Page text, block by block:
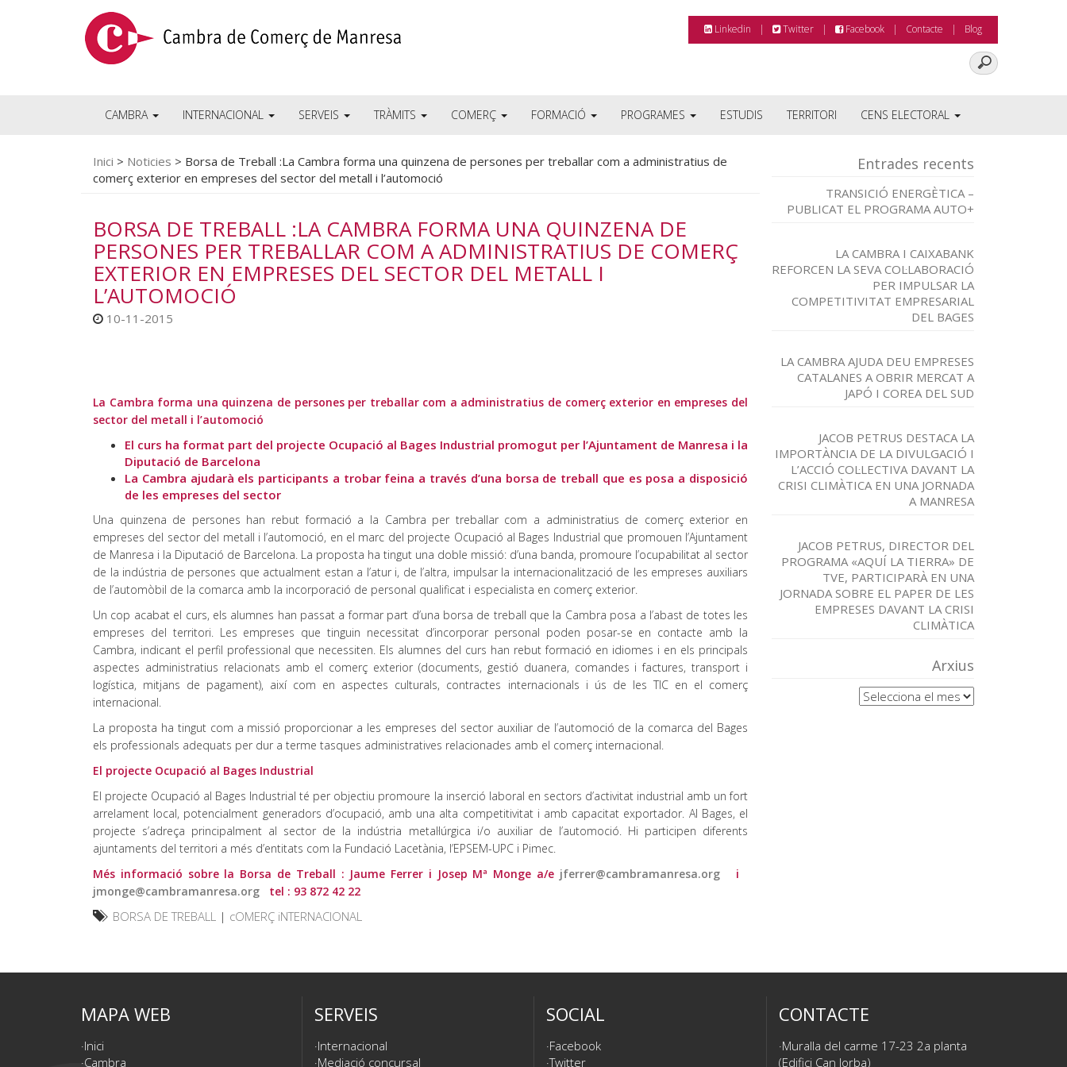
Linkedin Twitter Facebook Contacte Blog
CAMBRA INTERNACIONAL SERVEIS TRÀMITS COMERÇ FORMACIÓ PROGRAMES ESTUDIS TERRITORI CENS ELECTORAL
Inici > Noticies > Borsa de Treball :La Cambra forma una quinzena de persones per treballar com a administratius de
comerç exterior en empreses del sector del metall i l’automoció
BORSA DE TREBALL :LA CAMBRA FORMA UNA QUINZENA DE
PERSONES PER TREBALLAR COM A ADMINISTRATIUS DE COMERÇ
EXTERIOR EN EMPRESES DEL SECTOR DEL METALL I
L’AUTOMOCIÓ
10-11-2015
La Cambra forma una quinzena de persones per treballar com a administratius de comerç exterior en empreses del
sector del metall i l’automoció
El curs ha format part del projecte Ocupació al Bages Industrial promogut per l’Ajuntament de Manresa i la
Diputació de Barcelona
La Cambra ajudarà els participants a trobar feina a través d’una borsa de treball que es posa a disposició
de les empreses del sector
Una quinzena de persones han rebut formació a la Cambra per treballar com a administratius de comerç exterior en
empreses del sector del metall i l’automoció, en el marc del projecte Ocupació al Bages Industrial que promouen l’Ajuntament
de Manresa i la Diputació de Barcelona. La proposta ha tingut una doble missió: d’una banda, promoure l’ocupabilitat al sector
de la indústria de persones que actualment estan a l’atur i, de l’altra, impulsar la internacionalització de les empreses auxiliars
de l’automòbil de la comarca amb la incorporació de personal qualificat i especialista en comerç exterior.
Un cop acabat el curs, els alumnes han passat a formar part d’una borsa de treball que la Cambra posa a l’abast de totes les
empreses del territori. Les empreses que tinguin necessitat d’incorporar personal poden posar-se en contacte amb la
Cambra, indicant el perfil professional que necessiten. Els alumnes del curs han rebut formació en idiomes i en els principals
aspectes administratius relacionats amb el comerç exterior (documents, gestió duanera, comandes i factures, transport i
logística, mitjans de pagament), així com en aspectes culturals, contractes internacionals i ús de les TIC en el comerç
internacional.
La proposta ha tingut com a missió proporcionar a les empreses del sector auxiliar de l’automoció de la comarca del Bages
els professionals adequats per dur a terme tasques administratives relacionades amb el comerç internacional.
El projecte Ocupació al Bages Industrial
El projecte Ocupació al Bages Industrial té per objectiu promoure la inserció laboral en sectors d’activitat industrial amb un fort
arrelament local, potencialment generadors d’ocupació, amb una alta competitivitat i amb capacitat exportador. Al Bages, el
projecte s’adreça principalment al sector de la indústria metal·lúrgica i/o auxiliar de l’automoció. Hi participen diferents
ajuntaments del territori a més d’entitats com la Fundació Lacetània, l’EPSEM-UPC i Pimec.
Més informació sobre la Borsa de Treball : Jaume Ferrer i Josep Mª Monge a/e jferrer@cambramanresa.orgi
jmonge@cambramanresa.org tel : 93 872 42 22
BORSA DE TREBALL | cOMERÇ iNTERNACIONAL
Entrades recents
TRANSICIÓ ENERGÈTICA –
PUBLICAT EL PROGRAMA AUTO+
LA CAMBRA I CAIXABANK
REFORCEN LA SEVA COL·LABORACIÓ
PER IMPULSAR LA
COMPETITIVITAT EMPRESARIAL
DEL BAGES
LA CAMBRA AJUDA DEU EMPRESES
CATALANES A OBRIR MERCAT A
JAPÓ I COREA DEL SUD
JACOB PETRUS DESTACA LA
IMPORTÀNCIA DE LA DIVULGACIÓ I
L’ACCIÓ COL·LECTIVA DAVANT LA
CRISI CLIMÀTICA EN UNA JORNADA
A MANRESA
JACOB PETRUS, DIRECTOR DEL
PROGRAMA «AQUÍ LA TIERRA» DE
TVE, PARTICIPARÀ EN UNA
JORNADA SOBRE EL PAPER DE LES
EMPRESES DAVANT LA CRISI
CLIMÀTICA
Arxius
Arxius
MAPA WEB
Inici
Cambra
SERVEIS
Internacional
Mediació concursal
SOCIAL
Facebook
Twitter
CONTACTE
Muralla del carme 17-23 2a planta
(Edifici Can Jorba)